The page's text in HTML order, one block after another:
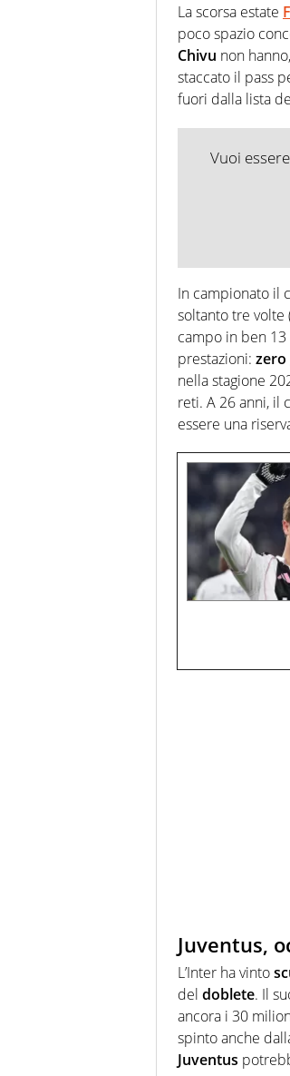
La scorsa estate
poco spazio
Chivu non
staccato il pass
fuori dalla lista
Vuoi
In campionato il
soltanto tre volte
campo in ben 13
prestazioni: zero
nella stagione
reti. A 26 anni, il
essere una
Juventus,
L’Inter ha vinto
del doblete. Il
ancora i 30
spinto anche
Juventus